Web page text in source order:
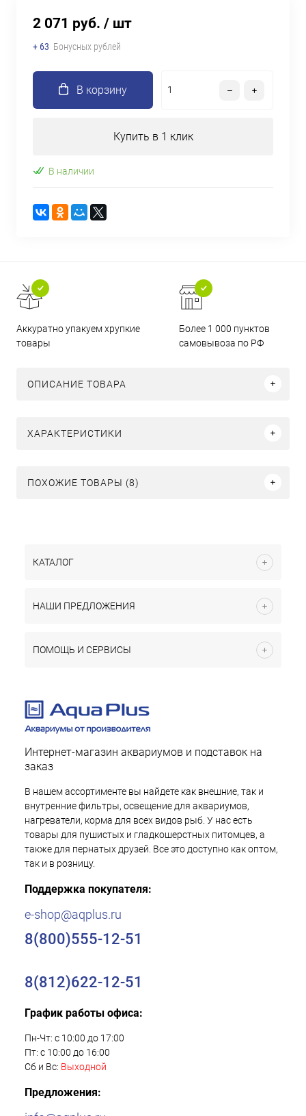
2 071 руб. / шт
+ 63 Бонусных рублей
В корзину
Купить в 1 клик
В наличии
Аккуратно упакуем хрупкие
товары
Более 1 000 пунктов
самовывоза по РФ
ОПИСАНИЕ ТОВАРА
ХАРАКТЕРИСТИКИ
ПОХОЖИЕ ТОВАРЫ (8)
КАТАЛОГ
НАШИ ПРЕДЛОЖЕНИЯ
ПОМОЩЬ И СЕРВИСЫ
Интернет-магазин аквариумов и подставок на
заказ
В нашем ассортименте вы найдете как внешние, так и
внутренние фильтры, освещение для аквариумов,
нагреватели, корма для всех видов рыб. У нас есть
товары для пушистых и гладкошерстных питомцев, а
также для пернатых друзей. Все это доступно как оптом,
так и в розницу.
Поддержка покупателя:
e-shop@aqplus.ru
8(800)555-12-51
8(812)622-12-51
График работы офиса:
Пн-Чт: с 10:00 до 17:00
Пт: с 10:00 до 16:00
Сб и Вс: Выходной
Предложения: